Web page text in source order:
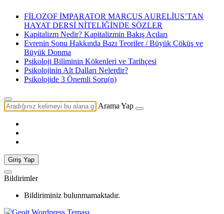
FİLOZOF İMPARATOR MARCUS AURELİUS’TAN
HAYAT DERSİ NİTELİĞİNDE SÖZLER
Kapitalizm Nedir? Kapitalizmin Bakış Açıları
Evrenin Sonu Hakkında Bazı Teoriler / Büyük Çöküş ve
Büyük Donma
Psikoloji Biliminin Kökenleri ve Tarihçesi
Psikolojinin Alt Dalları Nelerdir?
Psikolojide 3 Önemli Soru(n)
Arama Yap
Giriş Yap
Bildirimler
Bildiriminiz bulunmamaktadır.